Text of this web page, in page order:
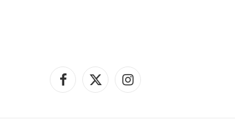
Facebook
X
Instagram